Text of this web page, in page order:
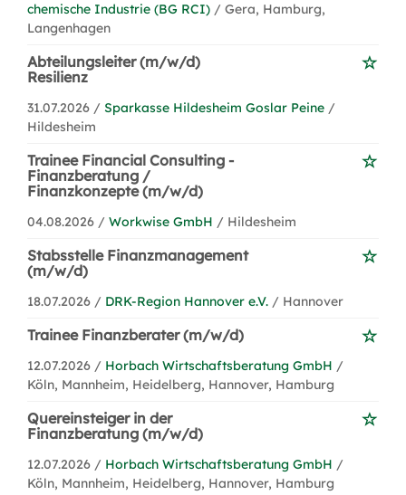
chemische Industrie (BG RCI) / Gera, Hamburg,
Langenhagen
Abteilungsleiter (m/w/d)
Resilienz
31.07.2026 / Sparkasse Hildesheim Goslar Peine /
Hildesheim
Trainee Financial Consulting -
Finanzberatung /
Finanzkonzepte (m/w/d)
04.08.2026 / Workwise GmbH / Hildesheim
Stabsstelle Finanzmanagement
(m/w/d)
18.07.2026 / DRK-Region Hannover e.V. / Hannover
Trainee Finanzberater (m/w/d)
12.07.2026 / Horbach Wirtschaftsberatung GmbH /
Köln, Mannheim, Heidelberg, Hannover, Hamburg
Quereinsteiger in der
Finanzberatung (m/w/d)
12.07.2026 / Horbach Wirtschaftsberatung GmbH /
Köln, Mannheim, Heidelberg, Hannover, Hamburg